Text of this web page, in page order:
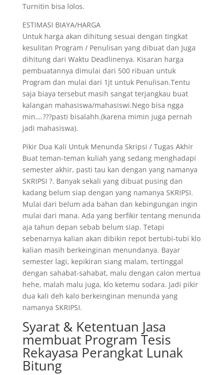
Turnitin bisa lolos.
ESTIMASI BIAYA/HARGA
Untuk harga akan dihitung sesuai dengan tingkat
kesulitan Program / Penulisan yang dibuat dan Juga
dihitung dari Waktu Deadlinenya. Kisaran harga
pembuatannya dimulai dari 500 ribuan untuk
Program dan mulai dari 1jt untuk Penulisan.Tentu
saja biaya tersebut masih sangat terjangkau buat
kalangan mahasiswa/mahasiswi.Nego bisa ngga
min….???pasti bisalahh.(karena mimin juga pernah
jadi mahasiswa).
Pikir Dua Kali Untuk Menunda Skripsi / Tugas Akhir
Buat teman-teman kuliah yang sedang menghadapi
semester akhir, pasti tau kan dengan yang namanya
SKRIPSI ?. Banyak sekali yang dibuat pusing dan
kadang belum siap dengan yang namanya SKRIPSI.
Mulai dari belum ada bahan dan kebingungan ingin
mulai dari mana. Ada yang berfikir tentang menunda
aja tahun depan sebab belum siap. Tetapi
sebenarnya kalian akan dibikin repot bertubi-tubi klo
kalian masih berkeinginan menundanya. Bayar
semester lagi, kepikiran siang malam, tertinggal
dengan sahabat-sahabat, malu dengan calon mertua
hehe, malah malu juga, klo ketemu sodara. Jadi pikir
dua kali deh kalo berkeinginan menunda yang
namanya SKRIPSI.
Syarat & Ketentuan Jasa
membuat Program Tesis
Rekayasa Perangkat Lunak
Bitung